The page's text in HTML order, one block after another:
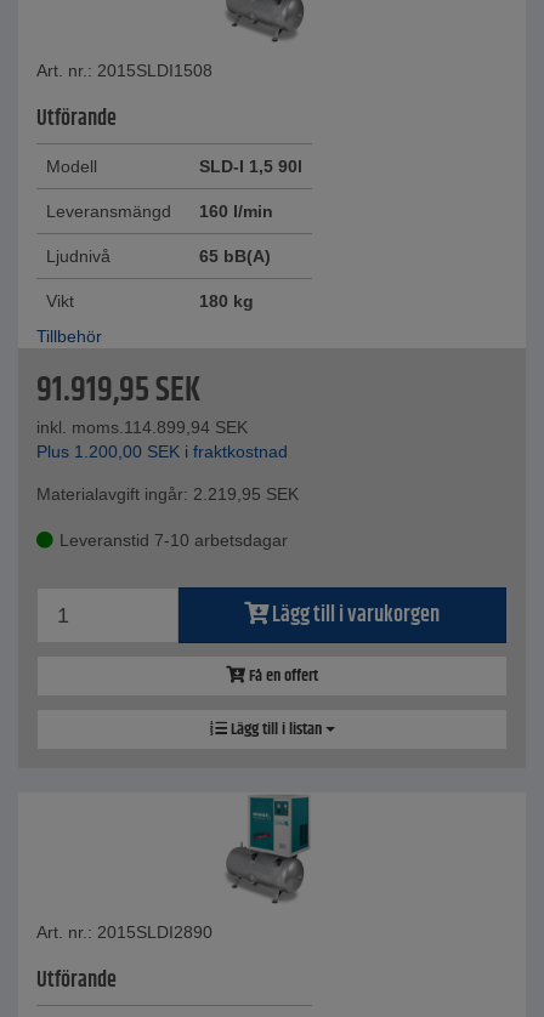
Art. nr.: 2015SLDI1508
Utförande
Modell SLD-I 1,5 90l
Leveransmängd 160 l/min
Ljudnivå 65 bB(A)
Vikt
180 kg
Tillbehör
91.919,95SEK
inkl. moms.114.899,94 SEK
Plus 1.200,00 SEK i fraktkostnad
Materialavgift ingår: 2.219,95 SEK
Leveranstid 7-10 arbetsdagar
Lägg till i varukorgen
Få en offert
Lägg till i listan
Art. nr.: 2015SLDI2890
Utförande